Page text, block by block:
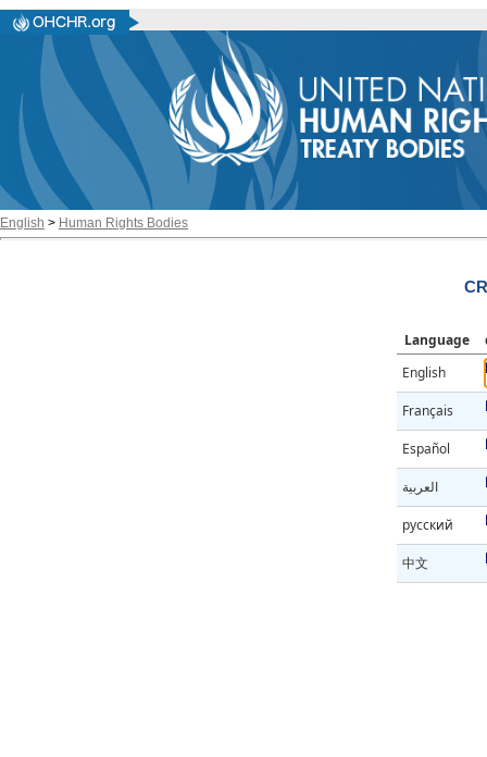
English > Human Rights Bodies
Language
English
Français
Español
العربية
русский
中文